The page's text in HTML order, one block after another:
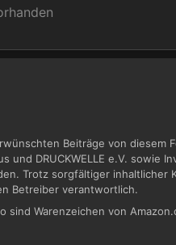
Beiträge von diesem
DRUCKWELLE e.V. sowie
Trotz sorgfältiger inhaltlicher
Betreiber verantwortlich.
Warenzeichen von